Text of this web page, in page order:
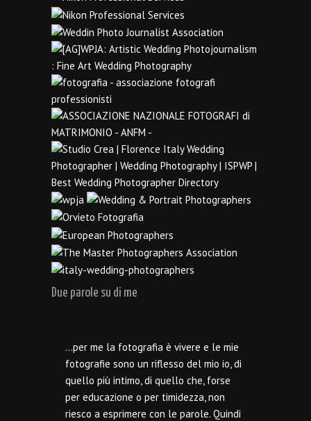
Due parole su di me
…per me la fotografia è vivere e le mie
fotografie sono un riflesso del mio io, di
quello più intimo, di quello che, forse
per educazione o per timidezza, non
riesco a esprimere con le parole. Quindi